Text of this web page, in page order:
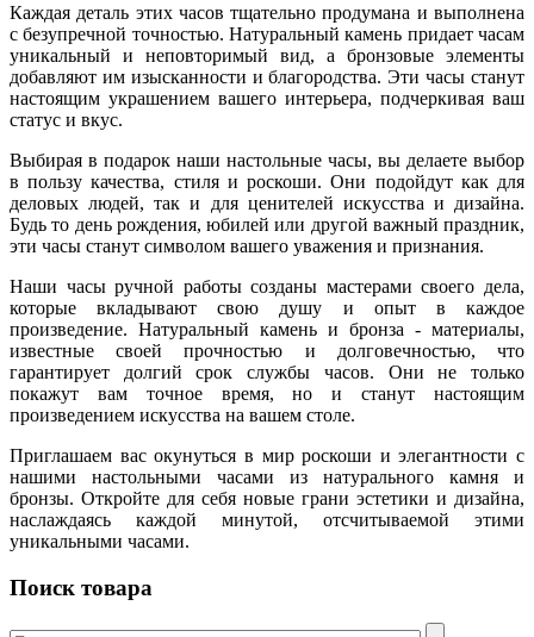
Каждая деталь этих часов тщательно продумана и выполнена
с безупречной точностью. Натуральный камень придает часам
уникальный и неповторимый вид, а бронзовые элементы
добавляют им изысканности и благородства. Эти часы станут
настоящим украшением вашего интерьера, подчеркивая ваш
статус и вкус.
Выбирая в подарок наши настольные часы, вы делаете выбор
в пользу качества, стиля и роскоши. Они подойдут как для
деловых людей, так и для ценителей искусства и дизайна.
Будь то день рождения, юбилей или другой важный праздник,
эти часы станут символом вашего уважения и признания.
Наши часы ручной работы созданы мастерами своего дела,
которые вкладывают свою душу и опыт в каждое
произведение. Натуральный камень и бронза - материалы,
известные своей прочностью и долговечностью, что
гарантирует долгий срок службы часов. Они не только
покажут вам точное время, но и станут настоящим
произведением искусства на вашем столе.
Приглашаем вас окунуться в мир роскоши и элегантности с
нашими настольными часами из натурального камня и
бронзы. Откройте для себя новые грани эстетики и дизайна,
наслаждаясь каждой минутой, отсчитываемой этими
уникальными часами.
Поиск товара